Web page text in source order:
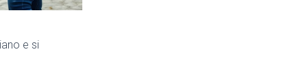
e si